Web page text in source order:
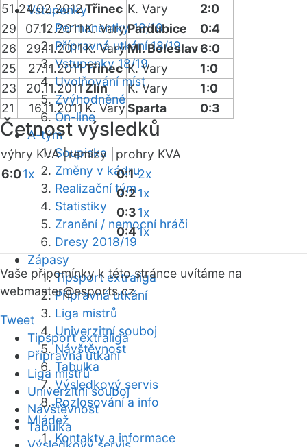
Vstupenky
Permanentky 18/19
Přípravná utkání 18/19
Vstupenky 18/19
Uvolňování míst
Zvýhodněné
On-line
A-tým
Soupiska
Změny v kádru
Realizační tým
Statistiky
Zranění / nemocní hráči
Dresy 2018/19
Zápasy
Tipsport extraliga
Přípravná utkání
Liga mistrů
Univerzitní souboj
Návštěvnost
Tabulka
Výsledkový servis
Rozlosování a info
Mládež
Kontakty a informace
51 24.02.2012Třinec K. Vary
2:0
29
07.12.2011K. VaryPardubice
0:4
26
29.11.2011K. VaryMl. Boleslav6:0
25
27.11.2011Třinec K. Vary
1:0
23
20.11.2011Zlín K. Vary
1:0
21
16.11.2011K. VarySparta 0:3
Četnost výsledků
výhry KVA |remízy |
prohry KVA
6:01x 0:1 2x
0:21x
0:31x
0:41x
Vaše připomínky k této stránce uvítáme na
webmaster@esports.cz.
Tweet
Tipsport extraliga
Přípravná utkání
Liga mistrů
Univerzitní souboj
Návštěvnost
Tabulka